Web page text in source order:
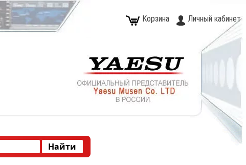
Корзина Личный кабинет
Type 2 or more characters for results.